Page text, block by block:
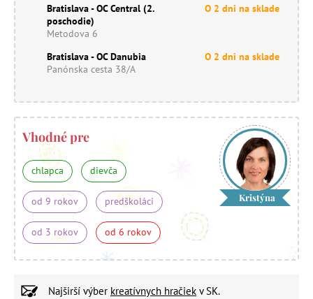
Bratislava - OC Central (2.
poschodie)
Metodova 6
O 2 dni na sklade
Bratislava - OC Danubia
Panónska cesta 38/A
O 2 dni na sklade
Vhodné pre
chlapca dievča
od 9 rokov predškoláci
od 3 rokov od 6 rokov
Kristýna
Najširší výber kreatívnych hračiek v SK.